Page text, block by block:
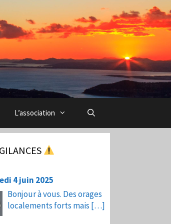
L’association
4 juin 2025
Bonjour à vous. Des orages
localements forts mais […]